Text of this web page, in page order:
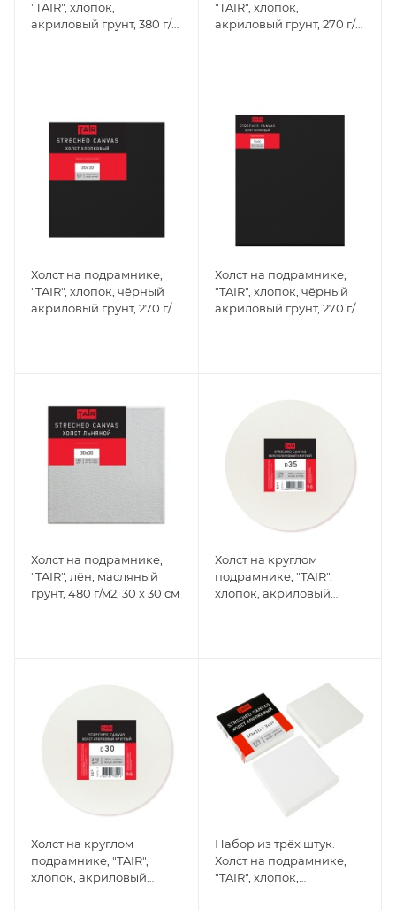
"TAIR", хлопок,
акриловый грунт, 380 г/
"TAIR", хлопок,
акриловый грунт, 270 г/
Холст на подрамнике,
"TAIR", хлопок, чёрный
акриловый грунт, 270 г/
Холст на подрамнике,
"TAIR", хлопок, чёрный
акриловый грунт, 270 г/
Холст на подрамнике,
"TAIR", лён, масляный
грунт, 480 г/м2, 30 х 30 см
Холст на круглом
подрамнике, "TAIR",
хлопок, акриловый
Холст на круглом
подрамнике, "TAIR",
хлопок, акриловый
Набор из трёх штук.
Холст на подрамнике,
"TAIR", хлопок,